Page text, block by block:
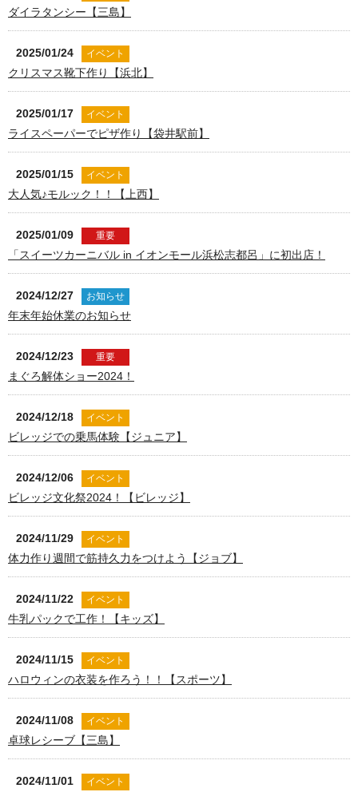
ダイラタンシー【三島】
2025/01/24 イベント
クリスマス靴下作り【浜北】
2025/01/17 イベント
ライスペーパーでピザ作り【袋井駅前】
2025/01/15 イベント
大人気♪モルック！！【上西】
2025/01/09 重要
「スイーツカーニバル in イオンモール浜松志都呂」に初出店！
2024/12/27 お知らせ
年末年始休業のお知らせ
2024/12/23 重要
まぐろ解体ショー2024！
2024/12/18 イベント
ビレッジでの乗馬体験【ジュニア】
2024/12/06 イベント
ビレッジ文化祭2024！【ビレッジ】
2024/11/29 イベント
体力作り週間で筋持久力をつけよう【ジョブ】
2024/11/22 イベント
牛乳パックで工作！【キッズ】
2024/11/15 イベント
ハロウィンの衣装を作ろう！！【スポーツ】
2024/11/08 イベント
卓球レシーブ【三島】
2024/11/01 イベント